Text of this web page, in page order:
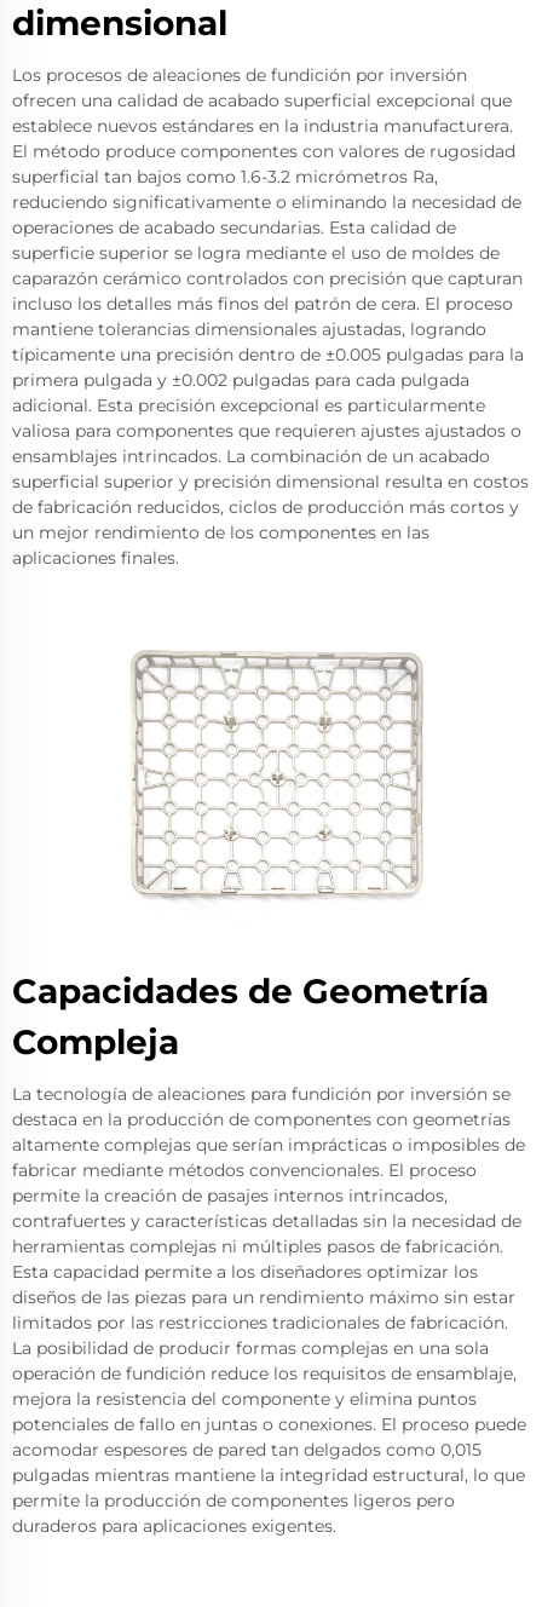
dimensional
Los procesos de aleaciones de fundición por inversión
ofrecen una calidad de acabado superficial excepcional que
establece nuevos estándares en la industria manufacturera.
El método produce componentes con valores de rugosidad
superficial tan bajos como 1.6-3.2 micrómetros Ra,
reduciendo significativamente o eliminando la necesidad de
operaciones de acabado secundarias. Esta calidad de
superficie superior se logra mediante el uso de moldes de
caparazón cerámico controlados con precisión que capturan
incluso los detalles más finos del patrón de cera. El proceso
mantiene tolerancias dimensionales ajustadas, logrando
típicamente una precisión dentro de ±0.005 pulgadas para la
primera pulgada y ±0.002 pulgadas para cada pulgada
adicional. Esta precisión excepcional es particularmente
valiosa para componentes que requieren ajustes ajustados o
ensamblajes intrincados. La combinación de un acabado
superficial superior y precisión dimensional resulta en costos
de fabricación reducidos, ciclos de producción más cortos y
un mejor rendimiento de los componentes en las
aplicaciones finales.
Capacidades de Geometría
Compleja
La tecnología de aleaciones para fundición por inversión se
destaca en la producción de componentes con geometrías
altamente complejas que serían imprácticas o imposibles de
fabricar mediante métodos convencionales. El proceso
permite la creación de pasajes internos intrincados,
contrafuertes y características detalladas sin la necesidad de
herramientas complejas ni múltiples pasos de fabricación.
Esta capacidad permite a los diseñadores optimizar los
diseños de las piezas para un rendimiento máximo sin estar
limitados por las restricciones tradicionales de fabricación.
La posibilidad de producir formas complejas en una sola
operación de fundición reduce los requisitos de ensamblaje,
mejora la resistencia del componente y elimina puntos
potenciales de fallo en juntas o conexiones. El proceso puede
acomodar espesores de pared tan delgados como 0,015
pulgadas mientras mantiene la integridad estructural, lo que
permite la producción de componentes ligeros pero
duraderos para aplicaciones exigentes.